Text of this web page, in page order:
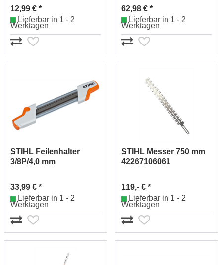
12,99 € *
Lieferbar in 1 - 2
Werktagen
62,98 € *
Lieferbar in 1 - 2
Werktagen
STIHL Feilenhalter
3/8P/4,0 mm
33,99 € *
Lieferbar in 1 - 2
Werktagen
STIHL Messer 750 mm
42267106061
119,- € *
Lieferbar in 1 - 2
Werktagen